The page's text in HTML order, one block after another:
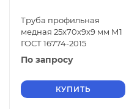
Труба профильная
медная 25x70x9x9 мм М1
ГОСТ 16774-2015
По запросу
КУПИТЬ